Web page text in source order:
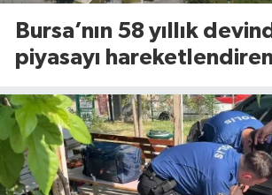
Bursa’nın 58 yıllık
piyasayı